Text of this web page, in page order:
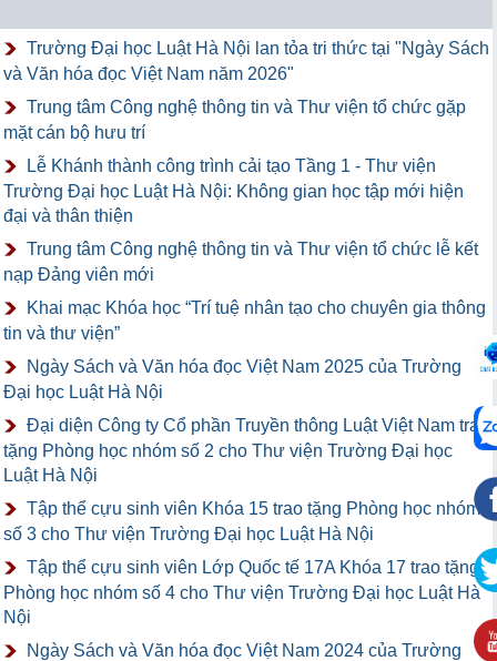
Trường Đại học Luật Hà Nội lan tỏa tri thức tại "Ngày Sách
và Văn hóa đọc Việt Nam năm 2026"
Trung tâm Công nghệ thông tin và Thư viện tổ chức gặp
mặt cán bộ hưu trí
Lễ Khánh thành công trình cải tạo Tầng 1 - Thư viện
Trường Đại học Luật Hà Nội: Không gian học tập mới hiện
đại và thân thiện
Trung tâm Công nghệ thông tin và Thư viện tổ chức lễ kết
nạp Đảng viên mới
Khai mạc Khóa học “Trí tuệ nhân tạo cho chuyên gia thông
tin và thư viện”
Ngày Sách và Văn hóa đọc Việt Nam 2025 của Trường
Đại học Luật Hà Nội
Đại diện Công ty Cổ phần Truyền thông Luật Việt Nam trao
tặng Phòng học nhóm số 2 cho Thư viện Trường Đại học
Luật Hà Nội
Tập thể cựu sinh viên Khóa 15 trao tặng Phòng học nhóm
số 3 cho Thư viện Trường Đại học Luật Hà Nội
Tập thể cựu sinh viên Lớp Quốc tế 17A Khóa 17 trao tặng
Phòng học nhóm số 4 cho Thư viện Trường Đại học Luật Hà
Nội
Ngày Sách và Văn hóa đọc Việt Nam 2024 của Trường